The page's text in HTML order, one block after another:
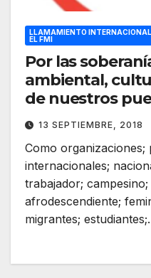
LLAMAMIENTO
EL FMI
Por las
ambiental,
de nuestros
cuerpos
13 SEPTIEMBRE, 2018
Como
internacionales;
trabajador;
afrodescendiente;
migrantes;